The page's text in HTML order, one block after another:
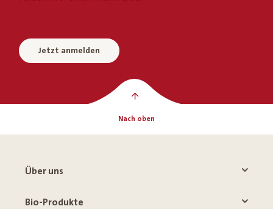
Jetzt anmelden
Nach oben
Über uns
Bio-Produkte